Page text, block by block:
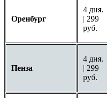
Оренбург
4 дня.
| 299
руб.
Пенза
4 дня.
| 299
руб.